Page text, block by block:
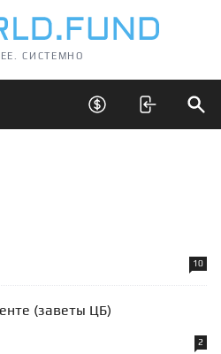
СИСТЕМНО
Открыть скрытые
10
(заветы ЦБ)
2